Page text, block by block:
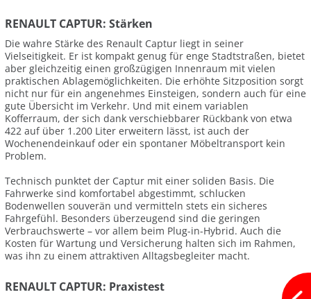
RENAULT CAPTUR: Stärken
Die wahre Stärke des Renault Captur liegt in seiner
Vielseitigkeit. Er ist kompakt genug für enge Stadtstraßen, bietet
aber gleichzeitig einen großzügigen Innenraum mit vielen
praktischen Ablagemöglichkeiten. Die erhöhte Sitzposition sorgt
nicht nur für ein angenehmes Einsteigen, sondern auch für eine
gute Übersicht im Verkehr. Und mit einem variablen
Kofferraum, der sich dank verschiebbarer Rückbank von etwa
422 auf über 1.200 Liter erweitern lässt, ist auch der
Wochenendeinkauf oder ein spontaner Möbeltransport kein
Problem.
Technisch punktet der Captur mit einer soliden Basis. Die
Fahrwerke sind komfortabel abgestimmt, schlucken
Bodenwellen souverän und vermitteln stets ein sicheres
Fahrgefühl. Besonders überzeugend sind die geringen
Verbrauchswerte – vor allem beim Plug-in-Hybrid. Auch die
Kosten für Wartung und Versicherung halten sich im Rahmen,
was ihn zu einem attraktiven Alltagsbegleiter macht.
RENAULT CAPTUR: Praxistest